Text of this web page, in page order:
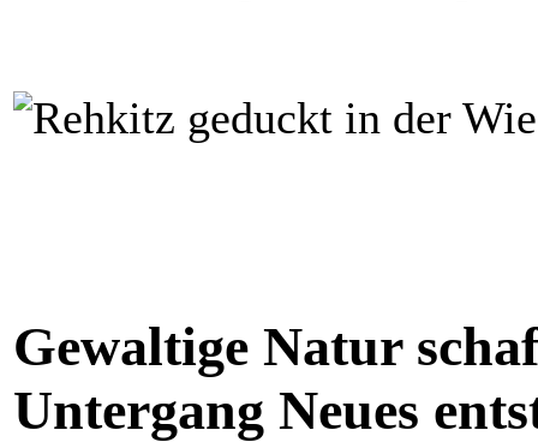
Gewaltige Natur
Untergang Neues